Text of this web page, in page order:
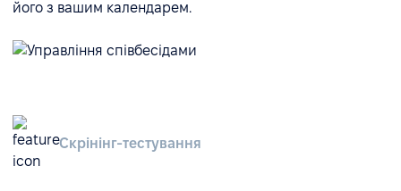
його з вашим календарем.
Скрінінг-тестування